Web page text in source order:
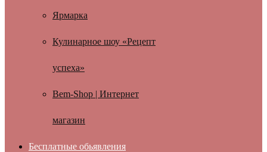
Ярмарка
Кулинарное шоу «Рецепт
успеха»
Bem-Shop | Интернет
магазин
Бесплатные обьявления